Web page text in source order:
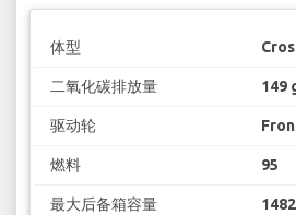
体型
二氧化碳排放量 149
驱动轮
燃料 95
最大后备箱容量